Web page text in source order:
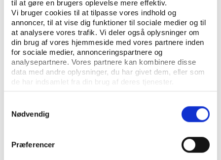
til at gøre en brugers oplevelse mere effektiv.
Vi bruger cookies til at tilpasse vores indhold og
annoncer, til at vise dig funktioner til sociale medier og til
at analysere vores trafik. Vi deler også oplysninger om
din brug af vores hjemmeside med vores partnere inden
for sociale medier, annonceringspartnere og
analysepartnere. Vores partnere kan kombinere disse
data med andre oplysninger, du har givet dem, eller som
de har indsamlet fra din brug af deres tjenester.
Nødvendig
Præferencer
Notatet er en del af forskningsprojektet ’Fremtidens
Idrætsfaciliteter – organisering, styring og ledelse’
udarbejdet af Center for Idræt, Sundhed og
Civilsamfund (CISC), Syddansk Universitet i
samarbejde med Idrættens Analyseinstitut (Idan). I
dette notat afrapporteres resultater på
kommuneniveau. I alt er der udarbejdet 23
kommunenotater – ét for hver enkelt kommune. Ud
ét notat, som samler resultaterne fra alle 23